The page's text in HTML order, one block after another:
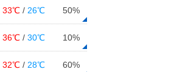
33℃ / 26℃ 50%
36℃ /30℃ 10%
32℃ / 28℃ 60%